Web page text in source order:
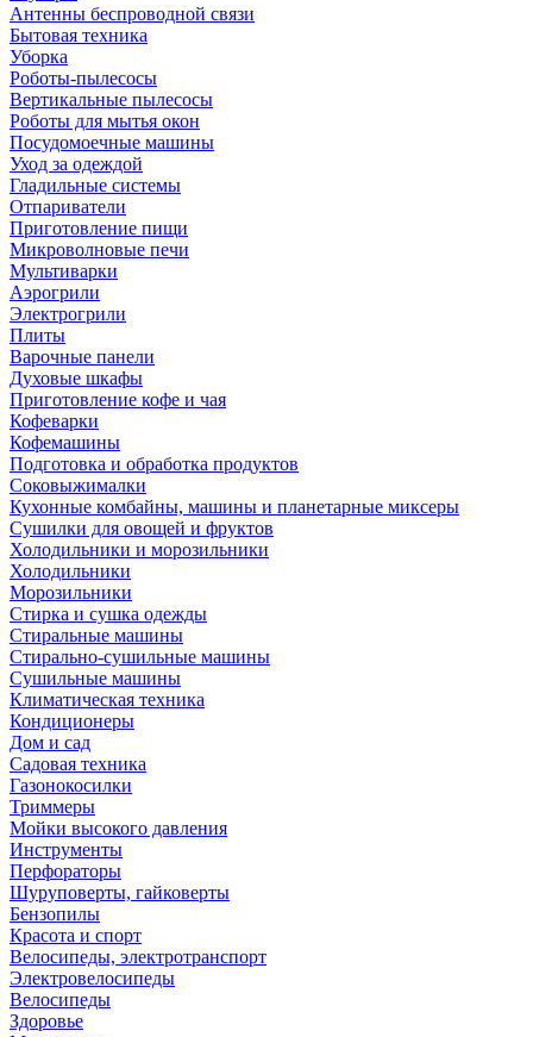
Антенны беспроводной связи
Бытовая техника
Уборка
Роботы-пылесосы
Вертикальные пылесосы
Роботы для мытья окон
Посудомоечные машины
Уход за одеждой
Гладильные системы
Отпариватели
Приготовление пищи
Микроволновые печи
Мультиварки
Аэрогрили
Электрогрили
Плиты
Варочные панели
Духовые шкафы
Приготовление кофе и чая
Кофеварки
Кофемашины
Подготовка и обработка продуктов
Соковыжималки
Кухонные комбайны, машины и планетарные миксеры
Сушилки для овощей и фруктов
Холодильники и морозильники
Холодильники
Морозильники
Стирка и сушка одежды
Стиральные машины
Стирально-сушильные машины
Сушильные машины
Климатическая техника
Кондиционеры
Дом и сад
Садовая техника
Газонокосилки
Триммеры
Мойки высокого давления
Инструменты
Перфораторы
Шуруповерты, гайковерты
Бензопилы
Красота и спорт
Велосипеды, электротранспорт
Электровелосипеды
Велосипеды
Здоровье